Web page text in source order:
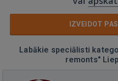
IZVEIDOT
Labākie speciālisti
remonts"